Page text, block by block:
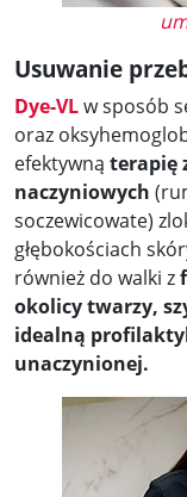
Usuwanie
Dye-VLw sposób
oraz
efektywną terapię
naczyniowych
soczewicowate)
głębokościach
również do walki z
okolicy twarzy,
idealną
unaczynionej.